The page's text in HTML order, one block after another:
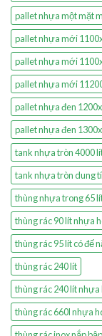
pallet nhựa một mặt
pallet nhựa mới
pallet nhựa mới
pallet nhựa mới
pallet nhựa đen
pallet nhựa đen
tank nhựa tròn 4000
tank nhựa tròn dung
thùng nhựa trong 65
thùng rác 90 lít nhựa
thùng rác 95 lít có đế
thùng rác 240 lít
thùng rác 240 lít nhựa
thùng rác 660l nhựa